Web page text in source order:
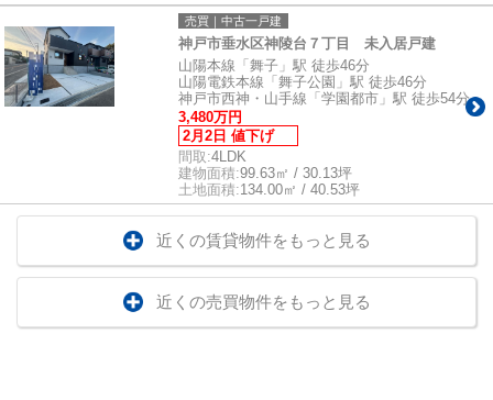
売買｜中古一戸建
神戸市垂水区神陵台７丁目 未入居戸建
山陽本線「舞子」駅 徒歩46分
山陽電鉄本線「舞子公園」駅 徒歩46分
神戸市西神・山手線「学園都市」駅 徒歩54分
3,480万円
2月2日 値下げ
間取:4LDK
建物面積:99.63㎡ / 30.13坪
土地面積:134.00㎡ / 40.53坪
近くの賃貸物件をもっと見る
近くの売買物件をもっと見る